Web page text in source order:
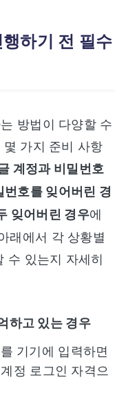
하기 전 필수
방법이 다양할 수
몇 가지 준비 사항
계정과 비밀번호
번호를 잊어버린 경
잊어버린 경우에
래에서 각 상황별
수 있는지 자세히
하고 있는 경우
기기에 입력하면
정 로그인 자격으